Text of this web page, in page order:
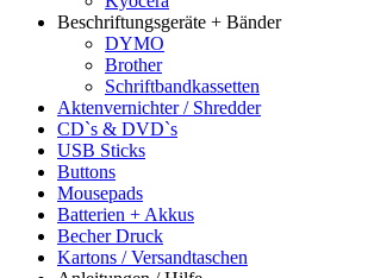
Beschriftungsgeräte + Bänder
DYMO
Brother
Schriftbandkassetten
Aktenvernichter / Shredder
CD`s & DVD`s
USB Sticks
Buttons
Mousepads
Batterien + Akkus
Becher Druck
Kartons / Versandtaschen